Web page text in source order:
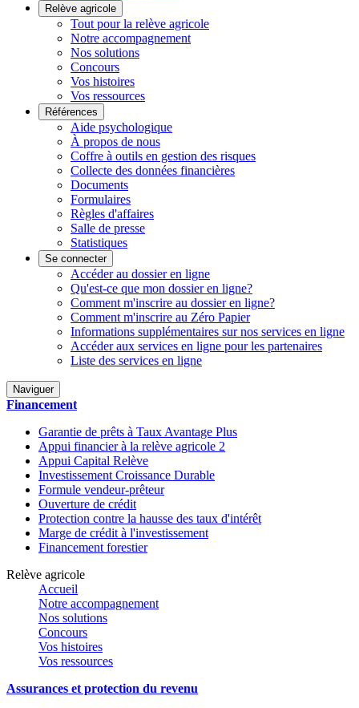
Relève agricole
Tout pour la relève agricole
Notre accompagnement
Nos solutions
Concours
Vos histoires
Vos ressources
Références
Aide psychologique
À propos de nous
Coffre à outils en gestion des risques
Collecte des données financières
Documents
Formulaires
Règles d'affaires
Salle de presse
Statistiques
Se connecter
Accéder au dossier en ligne
Qu'est-ce que mon dossier en ligne?
Comment m'inscrire au dossier en ligne?
Comment m'inscrire au Zéro Papier
Informations supplémentaires sur nos services en ligne
Accéder aux services en ligne pour les partenaires
Liste des services en ligne
Naviguer
Financement
Garantie de prêts à Taux Avantage Plus
Appui financier à la relève agricole 2
Appui Capital Relève
Investissement Croissance Durable
Formule vendeur-prêteur
Ouverture de crédit
Protection contre la hausse des taux d'intérêt
Marge de crédit à l'investissement
Financement forestier
Relève agricole
Accueil
Notre accompagnement
Nos solutions
Concours
Vos histoires
Vos ressources
Assurances et protection du revenu